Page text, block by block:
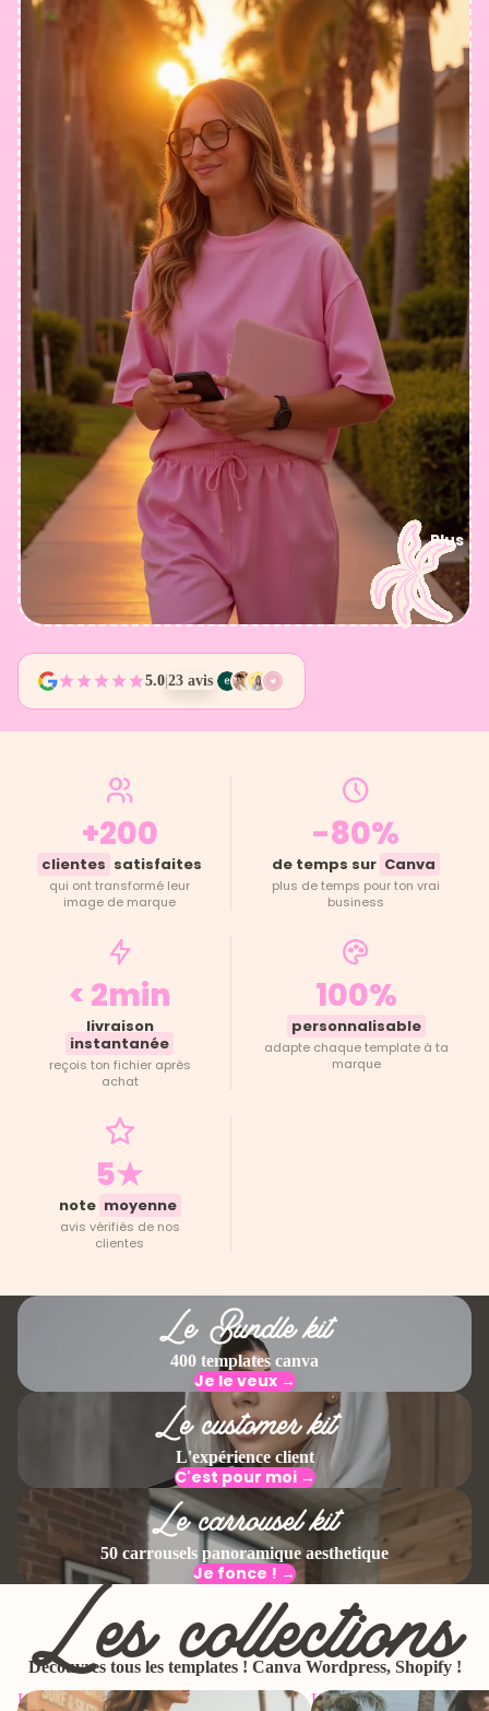
Plus
5.0 23 avis
+200
clientes satisfaites
qui ont transformé leur
image de marque
-80%
de temps sur Canva
plus de temps pour ton vrai
business
< 2min
livraison
instantanée
reçois ton fichier après
achat
100%
personnalisable
adapte chaque template à ta
marque
5★
note moyenne
avis vérifiés de nos
clientes
Le Bundle kit
400 templates canva
Je le veux →
Le customer kit
L'expérience client
C'est pour moi →
Le carrousel kit
50 carrousels panoramique aesthetique
Je fonce ! →
Les collections
Découvres tous les templates ! Canva Wordpress, Shopify !
Les templates Canva
Les templates Wordpress